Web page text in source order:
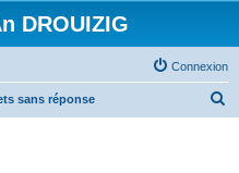
DROUIZIG
Connexion
sans réponse